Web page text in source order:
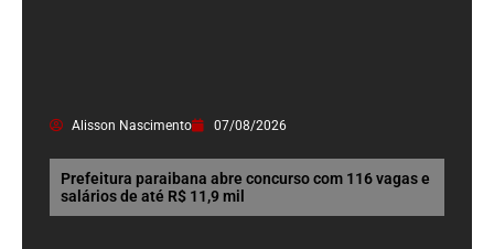
Alisson Nascimento 07/08/2026
Prefeitura paraibana abre concurso com 116 vagas e
salários de até R$ 11,9 mil